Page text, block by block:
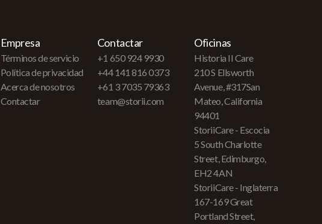
Empresa
Términos de servicio
Política de privacidad
Acerca de nosotros
Contactar
Contactar
+1 650 924 9930
+44 141 816 0373
+61 3 7035 79363
team@storii.com
Oficinas
Historia II Care
210 S Ellsworth
Avenue, #317San
Mateo, California
94401
StoriiCare - Escocia
5 South Charlotte
Street, Edimburgo,
EH2 4AN
StoriiCare - Inglaterra
167-169 Great
Portland Street,